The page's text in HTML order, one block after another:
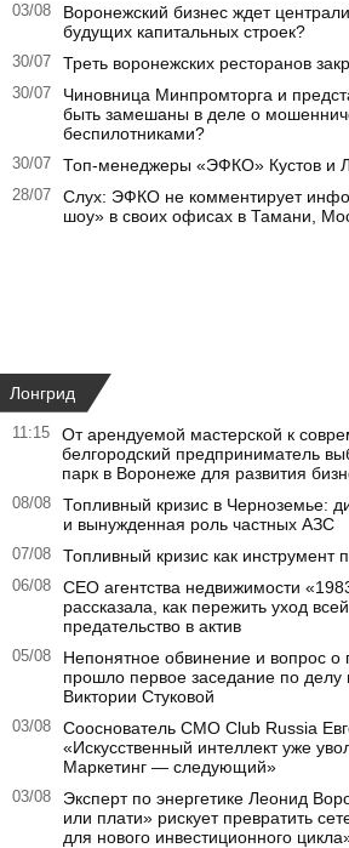
03/08
Воронежский бизнес ждет
будущих капитальных строек?
30/07 Треть воронежских ресторанов
30/07
Чиновница Минпромторга и
быть замешаны в деле о
беспилотниками?
30/07 Топ-менеджеры «ЭФКО» Кустов и
28/07
Слух: ЭФКО не комментирует
шоу» в своих офисах в Тамани,
Лонгрид
11:15
От арендуемой мастерской к
белгородский предприниматель
парк в Воронеже для развития
08/08
Топливный кризис в Черноземье:
и вынужденная роль частных АЗС
07/08 Топливный кризис как инструмент
06/08
CEO агентства недвижимости
рассказала, как пережить уход
предательство в актив
05/08
Непонятное обвинение и вопрос
прошло первое заседание по делу
Виктории Стуковой
03/08
Сооснователь CMO Club Russia
«Искусственный интеллект уже
Маркетинг — следующий»
03/08
Эксперт по энергетике Леонид
или плати» рискует превратить
для нового инвестиционного